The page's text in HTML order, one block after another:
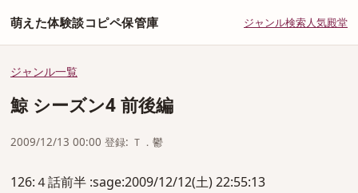
萌えた体験談コピペ保管庫 ジャンル検索人気殿堂
ジャンル一覧
鯨 シーズン4 前後編
2009/12/13 00:00 登録: Ｔ．鬱
126:４話前半 :sage:2009/12/12(土) 22:55:13